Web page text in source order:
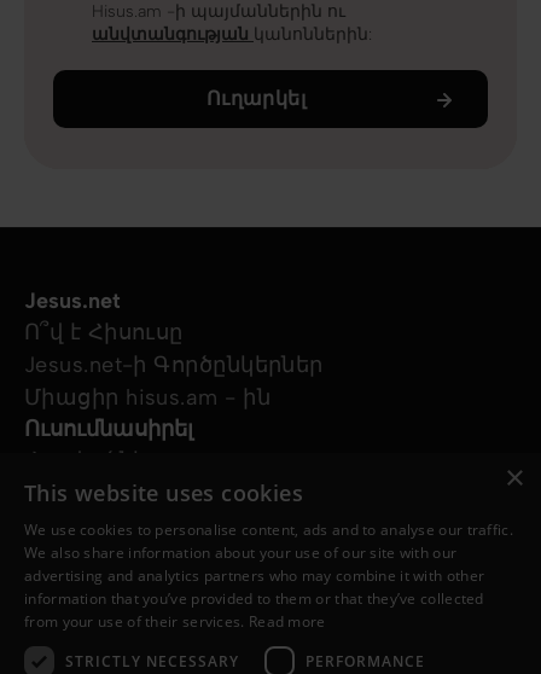
Hisus.am -ի պայմաններին ու
անվտանգության կանոններին:
Ուղարկել
Jesus.net
Ո՞վ է Հիսուսը
Jesus.net-ի Գործընկերներ
Միացիր hisus.am - ին
Ուսումնասիրել
Հոդվածներ
Տեսանյութեր
Մեր նախագծերը
Ես հարց ունեմ
Հետևեք մեզ
×
This website uses cookies
We use cookies to personalise content, ads and to analyse our traffic.
We also share information about your use of our site with our
advertising and analytics partners who may combine it with other
information that you’ve provided to them or that they’ve collected
from your use of their services. Read more
STRICTLY NECESSARY
PERFORMANCE